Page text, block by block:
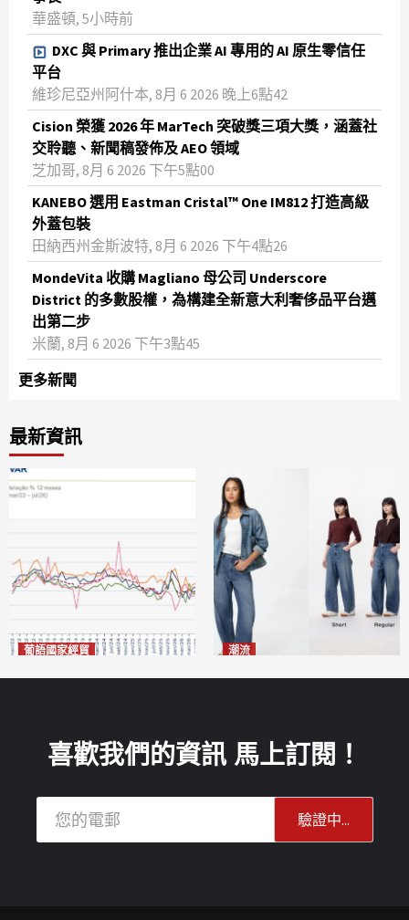
華盛頓, 5小時前
DXC 與 Primary 推出企業 AI 專用的 AI 原生零信任
平台
維珍尼亞州阿什本, 8月 6 2026 晚上6點42
Cision 榮獲 2026 年 MarTech 突破獎三項大獎，涵蓋社
交聆聽、新聞稿發佈及 AEO 領域
芝加哥, 8月 6 2026 下午5點00
KANEBO 選用 Eastman Cristal™ One IM812 打造高級
外蓋包裝
田納西州金斯波特, 8月 6 2026 下午4點26
MondeVita 收購 Magliano 母公司 Underscore
District 的多數股權，為構建全新意大利奢侈品平台邁
出第二步
米蘭, 8月 6 2026 下午3點45
更多新聞
最新資訊
葡語國家經貿 潮流
喜歡我們的資訊 馬上訂閱！